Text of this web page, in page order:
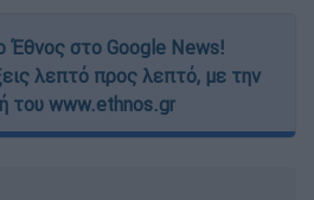
Έθνος στο Google News!
λεπτό προς λεπτό, με την
του www.ethnos.gr